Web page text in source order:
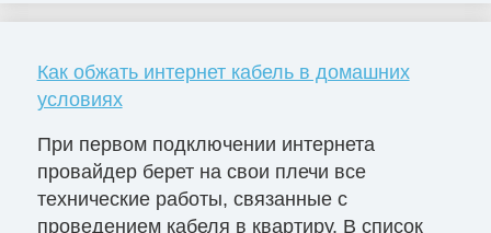
Как обжать интернет кабель в домашних
условиях
При первом подключении интернета
провайдер берет на свои плечи все
технические работы, связанные с
проведением кабеля в квартиру. В список